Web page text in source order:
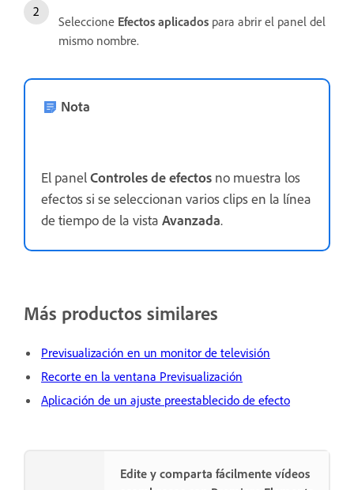
Seleccione Efectos aplicados para abrir el panel del
mismo nombre.
Nota
El panelControles de efectos no muestra los
efectos si se seleccionan varios clips en la línea
de tiempo de la vista Avanzada.
Más productos similares
Previsualización en un monitor de televisión
Recorte en la ventana Previsualización
Aplicación de un ajuste preestablecido de efecto
Edite y comparta fácilmente vídeos